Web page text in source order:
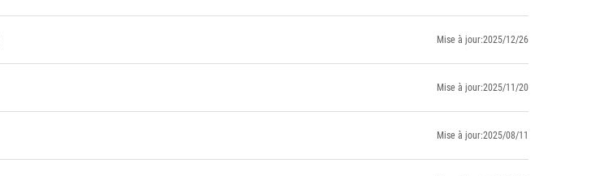
Mise à jour:2025/12/26
Mise à jour:2025/11/20
Mise à jour:2025/08/11